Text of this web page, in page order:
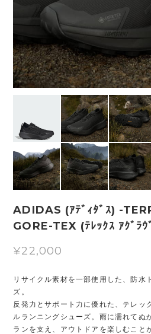
ADIDAS (ｱﾃﾞｨﾀﾞｽ) -
GORE-TEX (ﾃﾚｯｸｽ ｱｸﾞﾗｳ
¥22,000
リサイクル素材を一部使用した、防水
ズ。
反発力とサポート力に優れた、テレッ
ルランニングシューズ。雨に濡れてぬ
ランを支え、アウトドアを楽しむこと